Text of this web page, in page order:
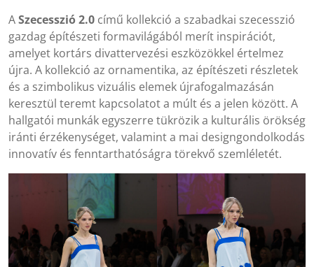
ASzecesszió 2.0 című kollekció a szabadkai szecesszió
gazdag építészeti formavilágából merít inspirációt,
amelyet kortárs divattervezési eszközökkel értelmez
újra. A kollekció az ornamentika, az építészeti részletek
és a szimbolikus vizuális elemek újrafogalmazásán
keresztül teremt kapcsolatot a múlt és a jelen között. A
hallgatói munkák egyszerre tükrözik a kulturális örökség
iránti érzékenységet, valamint a mai designgondolkodás
innovatív és fenntarthatóságra törekvő szemléletét.